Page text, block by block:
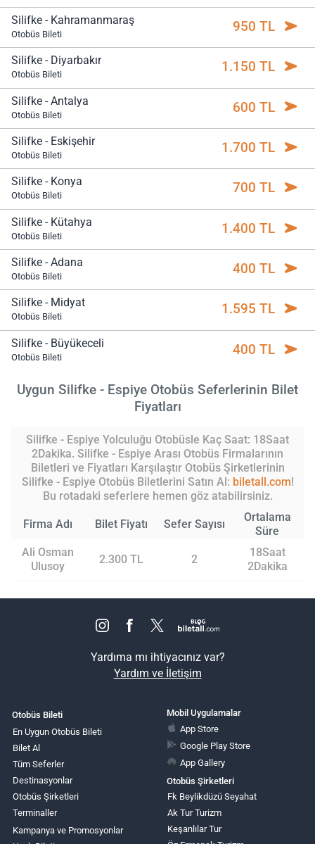
Silifke - Kahramanmaraş
Otobüs Bileti 950 TL
Silifke - Diyarbakır
Otobüs Bileti 1.150 TL
Silifke - Antalya
Otobüs Bileti 600 TL
Silifke - Eskişehir
Otobüs Bileti 1.700 TL
Silifke - Konya
Otobüs Bileti 700 TL
Silifke - Kütahya
Otobüs Bileti 1.400 TL
Silifke - Adana
Otobüs Bileti 400 TL
Silifke - Midyat
Otobüs Bileti 1.595 TL
Silifke - Büyükeceli
Otobüs Bileti 400 TL
Uygun Silifke - Espiye Otobüs Seferlerinin Bilet
Fiyatları
Silifke - Espiye Yolculuğu Otobüsle Kaç Saat: 18Saat
2Dakika. Silifke - Espiye Arası Otobüs Firmalarının
Biletleri ve Fiyatları Karşılaştır Otobüs Şirketlerinin
Silifke - Espiye Otobüs Biletlerini Satın Al: biletall.com!
Bu rotadaki seferlere hemen göz atabilirsiniz.
Firma Adı Bilet Fiyatı Sefer Sayısı
Ortalama
Süre
Ali Osman
Ulusoy
2.300 TL 2
18Saat
2Dakika
Yardıma mı ihtiyacınız var?
Yardım ve İletişim
Otobüs Bileti
En Uygun Otobüs Bileti
Bilet Al
Tüm Seferler
Destinasyonlar
Otobüs Şirketleri
Terminaller
Kampanya ve Promosyonlar
Mobil Uygulamalar
App Store
Google Play Store
App Gallery
Otobüs Şirketleri
Fk Beylikdüzü Seyahat
Ak Tur Turizm
Keşanlılar Tur